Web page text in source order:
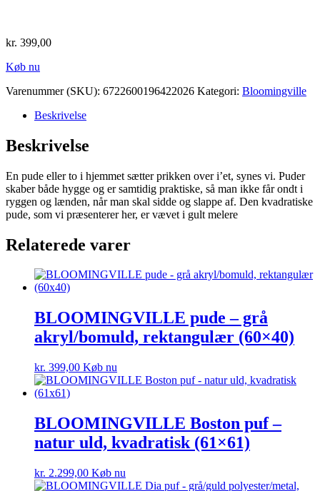
kr. 399,00
Køb nu
Varenummer (SKU): 6722600196422026 Kategori: Bloomingville
Beskrivelse
Beskrivelse
En pude eller to i hjemmet sætter prikken over i’et, synes vi. Puder
skaber både hygge og er samtidig praktiske, så man ikke får ondt i
ryggen og lænden, når man skal sidde og slappe af. Den kvadratiske
pude, som vi præsenterer her, er vævet i gult melere
Relaterede varer
BLOOMINGVILLE pude – grå
akryl/bomuld, rektangulær (60×40)
kr. 399,00 Køb nu
BLOOMINGVILLE Boston puf –
natur uld, kvadratisk (61×61)
kr. 2.299,00 Køb nu